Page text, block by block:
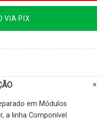
VIA PIX
em Módulos
a linha Componível